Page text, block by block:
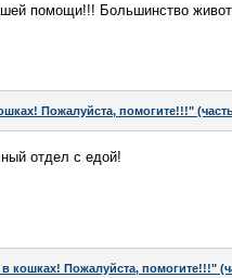
помощи!!! Большинство
Пожалуйста, помогите!!!"
отдел с едой!
кошках! Пожалуйста, помогите!!!"